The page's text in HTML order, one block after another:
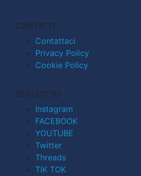
CONTATTI
Contattaci
Privacy Policy
Cookie Policy
SEGUICI SU
Instagram
FACEBOOK
YOUTUBE
Twitter
Threads
TIK TOK